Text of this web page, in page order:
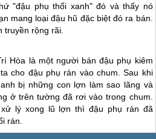
"đậu phụ thối xanh" đó và thấy nó
mang loại đậu hũ đặc biệt đó ra bán.
truyền rộng rãi.
Hòa là một người bán đậu phụ kiêm
cho đậu phụ rán vào chum. Sau khi
bị những con lợn làm sao lãng và
ở trên tường đã rơi vào trong chum.
lý xong lũ lợn thì đậu phụ rán đã
rán.